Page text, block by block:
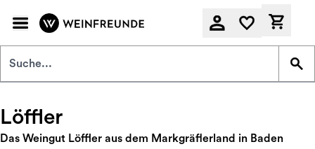
Löffler
Das Weingut Löffler aus dem Markgräflerland in Baden